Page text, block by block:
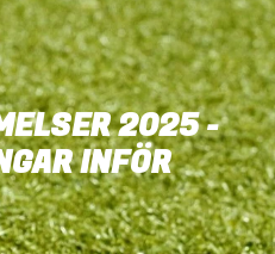
2025 -
INFÖR